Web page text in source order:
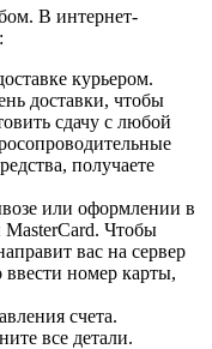
В интернет-
курьером.
доставки, чтобы
сдачу с любой
получаете
или оформлении в
MasterCard. Чтобы
вас на сервер
номер карты,
счета.
все детали.